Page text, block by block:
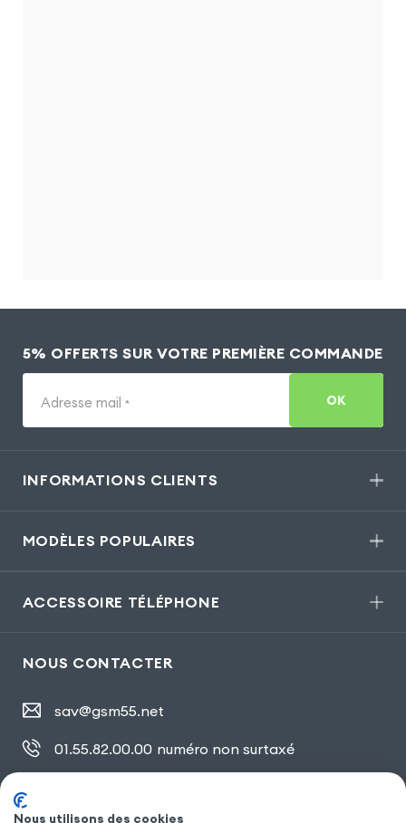
5% OFFERTS SUR VOTRE PREMIÈRE COMMANDE
Adresse mail * OK
INFORMATIONS CLIENTS
MODÈLES POPULAIRES
ACCESSOIRE TÉLÉPHONE
NOUS CONTACTER
sav@gsm55.net
01.55.82.00.00 numéro non surtaxé
Nous utilisons des cookies